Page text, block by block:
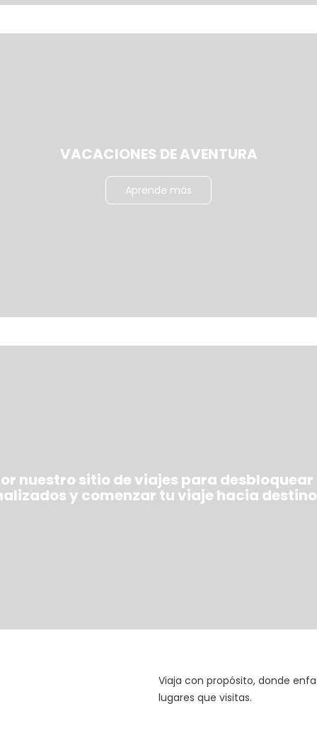
VACACIONES DE AVENTURA
Aprende más
nuestro sitio de viajes para desbloquear
y comenzar tu viaje hacia
Viaja con propósito, donde
lugares que visitas.